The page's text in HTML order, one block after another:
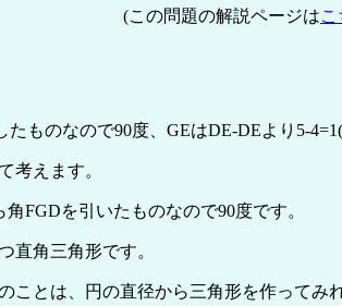
(この問題の解説ページはこ
のなので90度、GEはDE-DEより5-
考えます。
FGDを引いたものなので90度です。
直角三角形です。
とは、円の直径から三角形を作ってみ